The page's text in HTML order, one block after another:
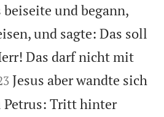
und begann,
und sagte: Das soll
Das darf nicht mit
Jesus aber wandte sich
Petrus: Tritt hinter